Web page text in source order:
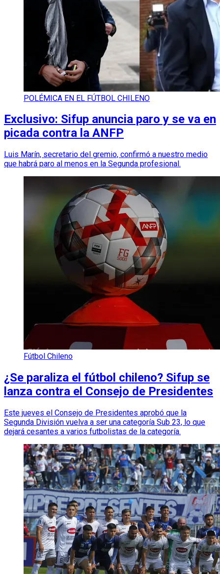
POLÉMICA EN EL FÚTBOL CHILENO
Exclusivo: Sifup anuncia paro y se va en
picada contra la ANFP
Luis Marín, secretario del gremio, confirmó a nuestro medio
que habrá paro al menos en la Segunda profesional.
Fútbol Chileno
¿Se paraliza el fútbol chileno? Sifup se
lanza contra el Consejo de Presidentes
Este jueves el Consejo de Presidentes aprobó que la
Segunda División vuelva a ser una categoría Sub 23, lo que
dejará cesantes a varios futbolistas de la categoría.